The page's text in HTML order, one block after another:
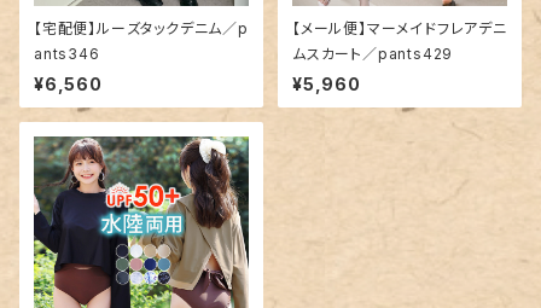
【宅配便】ルーズタックデニム／p
ants346
¥6,560
【メール便】マーメイドフレアデニ
ムスカート／pants429
¥5,960